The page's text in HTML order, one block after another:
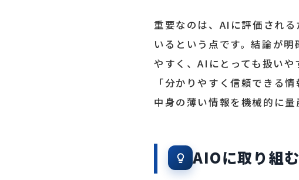
重要なのは、AIに評価され
いるという点です。結論が
やすく、AIにとっても扱いや
「分かりやすく信頼できる
中身の薄い情報を機械的に
AIOに取り組